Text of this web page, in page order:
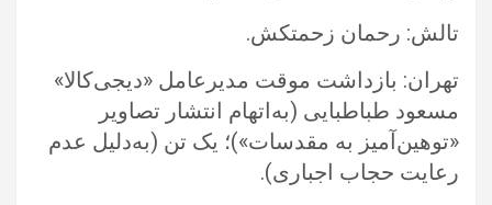
تالش: رحمان زحمتکش.‏
تهران: بازداشت موقت مدیرعامل «دیجی‌کالا»
مسعود طباطبایی (به‌اتهام انتشار تصاویر
«توهین‌آمیز به مقدسات»)؛ یک تن (به‌دلیل عدم
رعایت ‏حجاب اجباری).‏